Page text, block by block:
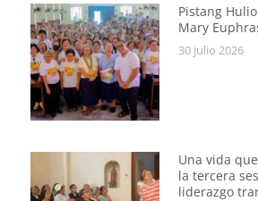
Pistang
Mary
30 julio 2026
Una vida
la tercera
liderazgo